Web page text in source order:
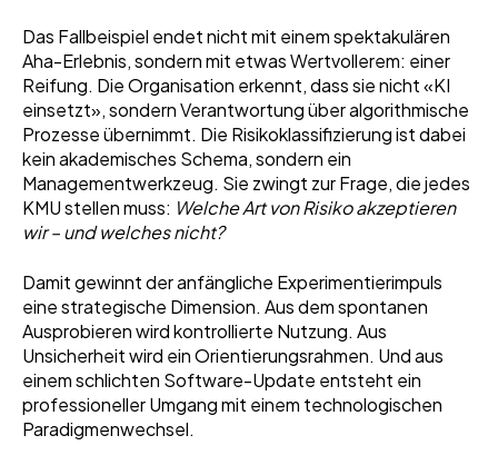
Das Fallbeispiel endet nicht mit einem spektakulären
Aha-Erlebnis, sondern mit etwas Wertvollerem: einer
Reifung. Die Organisation erkennt, dass sie nicht «KI
einsetzt», sondern Verantwortung über algorithmische
Prozesse übernimmt. Die Risikoklassifizierung ist dabei
kein akademisches Schema, sondern ein
Managementwerkzeug. Sie zwingt zur Frage, die jedes
KMU stellen muss: Welche Art von Risiko akzeptieren
wir – und welches nicht?
Damit gewinnt der anfängliche Experimentierimpuls
eine strategische Dimension. Aus dem spontanen
Ausprobieren wird kontrollierte Nutzung. Aus
Unsicherheit wird ein Orientierungsrahmen. Und aus
einem schlichten Software-Update entsteht ein
professioneller Umgang mit einem technologischen
Paradigmenwechsel.